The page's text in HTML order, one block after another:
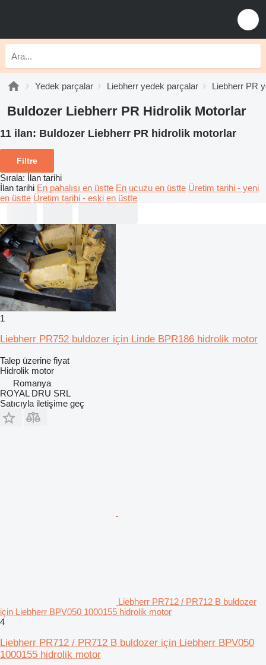
Yedek parçalar Liebherr yedek parçalar Liebherr PR
Buldozer Liebherr PR Hidrolik Motorlar
11 ilan: Buldozer Liebherr PR hidrolik motorlar
Filtre
Sırala: İlan tarihi
İlan tarihi En pahalısı en üstte En ucuzu en üstte Üretim tarihi - yeni
en üstte Üretim tarihi - eski en üstte
1
Liebherr PR752 buldozer için Linde BPR186 hidrolik motor
Talep üzerine fiyat
Hidrolik motor
Romanya
ROYAL DRU SRL
Satıcıyla iletişime geç
Liebherr PR712 / PR712 B buldozer
için Liebherr BPV050 1000155 hidrolik motor
4
Liebherr PR712 / PR712 B buldozer için Liebherr BPV050
1000155 hidrolik motor